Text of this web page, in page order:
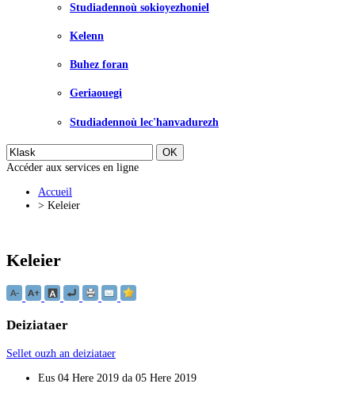
Studiadennoù sokioyezhoniel
Kelenn
Buhez foran
Geriaouegi
Studiadennoù lec'hanvadurezh
Accéder aux services en ligne
Accueil
> Keleier
Keleier
Deiziataer
Sellet ouzh an deiziataer
Eus 04 Here 2019 da 05 Here 2019